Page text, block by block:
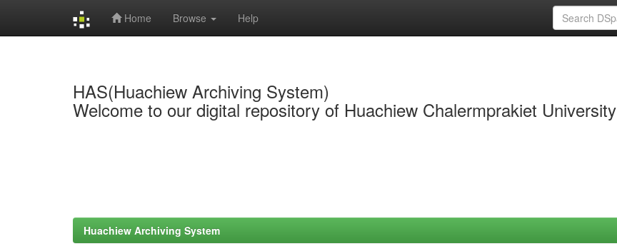
Home Browse Help
HAS(Huachiew Archiving System)
Welcome to our digital repository of Huachiew Chalermprakiet University
Huachiew Archiving System